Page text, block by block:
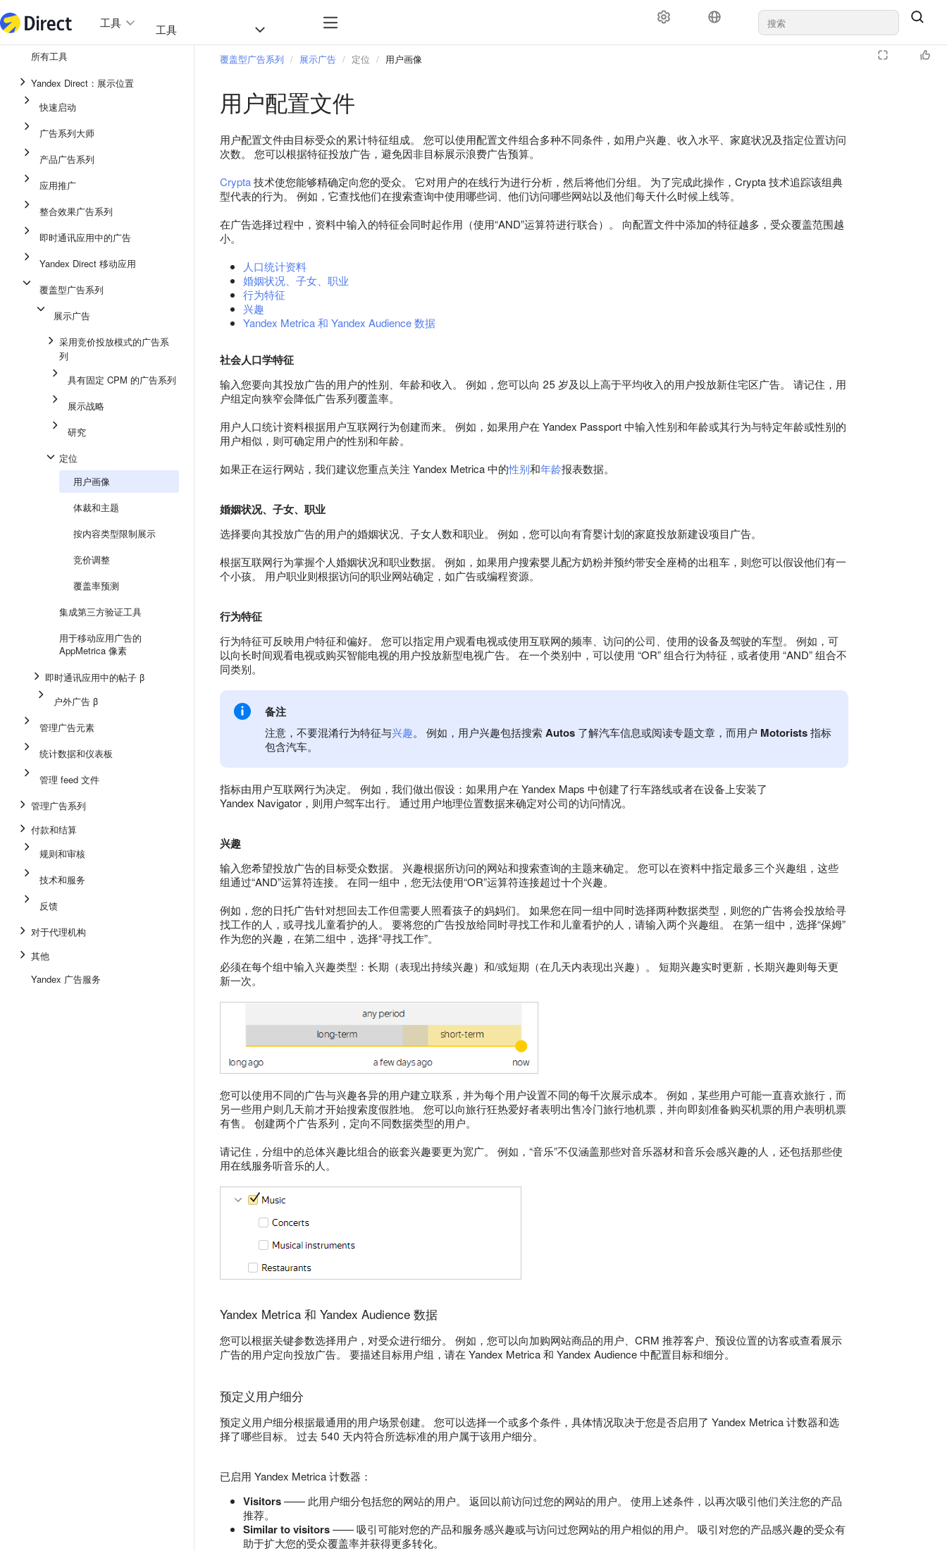
工具 工具
即时通讯应用中的广告
产品广告系列
热门搜索
Direct Commander
对于代理机构
所有工具
Yandex Direct：展示位置
快速启动
广告系列大师
产品广告系列
应用推广
整合效果广告系列
即时通讯应用中的广告
Yandex Direct 移动应用
覆盖型广告系列
展示广告
采用竞价投放模式的广告系
列
具有固定 CPM 的广告系列
展示战略
研究
定位
用户画像
体裁和主题
按内容类型限制展示
竞价调整
覆盖率预测
集成第三方验证工具
用于移动应用广告的
AppMetrica 像素
即时通讯应用中的帖子 β
户外广告 β
管理广告元素
统计数据和仪表板
管理 feed 文件
管理广告系列
付款和结算
规则和审核
技术和服务
反馈
对于代理机构
其他
Yandex 广告服务
覆盖型广告系列 展示广告 定位 用户画像
用户配置文件
用户配置文件由目标受众的累计特征组成。 您可以使用配置文件组合多种不同条件，如用户兴趣、收入水平、家庭状况及指定位置访问
次数。 您可以根据特征投放广告，避免因非目标展示浪费广告预算。
Crypta技术使您能够精确定向您的受众。 它对用户的在线行为进行分析，然后将他们分组。 为了完成此操作，Crypta 技术追踪该组典
型代表的行为。 例如，它查找他们在搜索查询中使用哪些词、他们访问哪些网站以及他们每天什么时候上线等。
在广告选择过程中，资料中输入的特征会同时起作用（使用“AND”运算符进行联合）。 向配置文件中添加的特征越多，受众覆盖范围越
小。
人口统计资料
婚姻状况、子女、职业
行为特征
兴趣
Yandex Metrica 和 Yandex Audience 数据
社会人口学特征
输入您要向其投放广告的用户的性别、年龄和收入。 例如，您可以向 25 岁及以上高于平均收入的用户投放新住宅区广告。 请记住，用
户组定向狭窄会降低广告系列覆盖率。
用户人口统计资料根据用户互联网行为创建而来。 例如，如果用户在 Yandex Passport 中输入性别和年龄或其行为与特定年龄或性别的
用户相似，则可确定用户的性别和年龄。
如果正在运行网站，我们建议您重点关注 Yandex Metrica 中的性别和年龄报表数据。
婚姻状况、子女、职业
选择要向其投放广告的用户的婚姻状况、子女人数和职业。 例如，您可以向有育婴计划的家庭投放新建设项目广告。
根据互联网行为掌握个人婚姻状况和职业数据。 例如，如果用户搜索婴儿配方奶粉并预约带安全座椅的出租车，则您可以假设他们有一
个小孩。 用户职业则根据访问的职业网站确定，如广告或编程资源。
行为特征
行为特征可反映用户特征和偏好。 您可以指定用户观看电视或使用互联网的频率、访问的公司、使用的设备及驾驶的车型。 例如，可
以向长时间观看电视或购买智能电视的用户投放新型电视广告。 在一个类别中，可以使用 “OR” 组合行为特征，或者使用 “AND” 组合不
同类别。
备注
注意，不要混淆行为特征与兴趣。 例如，用户兴趣包括搜索Autos 了解汽车信息或阅读专题文章，而用户 Motorists指标
包含汽车。
指标由用户互联网行为决定。 例如，我们做出假设：如果用户在 Yandex Maps 中创建了行车路线或者在设备上安装了
Yandex Navigator，则用户驾车出行。 通过用户地理位置数据来确定对公司的访问情况。
兴趣
输入您希望投放广告的目标受众数据。 兴趣根据所访问的网站和搜索查询的主题来确定。 您可以在资料中指定最多三个兴趣组，这些
组通过“AND”运算符连接。 在同一组中，您无法使用“OR”运算符连接超过十个兴趣。
例如，您的日托广告针对想回去工作但需要人照看孩子的妈妈们。 如果您在同一组中同时选择两种数据类型，则您的广告将会投放给寻
找工作的人，或寻找儿童看护的人。 要将您的广告投放给同时寻找工作和儿童看护的人，请输入两个兴趣组。 在第一组中，选择“保姆”
作为您的兴趣，在第二组中，选择“寻找工作”。
必须在每个组中输入兴趣类型：长期（表现出持续兴趣）和/或短期（在几天内表现出兴趣）。 短期兴趣实时更新，长期兴趣则每天更
新一次。
您可以使用不同的广告与兴趣各异的用户建立联系，并为每个用户设置不同的每千次展示成本。 例如，某些用户可能一直喜欢旅行，而
另一些用户则几天前才开始搜索度假胜地。 您可以向旅行狂热爱好者表明出售冷门旅行地机票，并向即刻准备购买机票的用户表明机票
有售。 创建两个广告系列，定向不同数据类型的用户。
请记住，分组中的总体兴趣比组合的嵌套兴趣要更为宽广。 例如，“音乐”不仅涵盖那些对音乐器材和音乐会感兴趣的人，还包括那些使
用在线服务听音乐的人。
Yandex Metrica 和 Yandex Audience 数据
您可以根据关键参数选择用户，对受众进行细分。 例如，您可以向加购网站商品的用户、CRM 推荐客户、预设位置的访客或查看展示
广告的用户定向投放广告。 要描述目标用户组，请在 Yandex Metrica 和 Yandex Audience 中配置目标和细分。
预定义用户细分
预定义用户细分根据最通用的用户场景创建。 您可以选择一个或多个条件，具体情况取决于您是否启用了 Yandex Metrica 计数器和选
择了哪些目标。 过去 540 天内符合所选标准的用户属于该用户细分。
已启用 Yandex Metrica 计数器：
Visitors—— 此用户细分包括您的网站的用户。 返回以前访问过您的网站的用户。 使用上述条件，以再次吸引他们关注您的产品
推荐。
Similar to visitors—— 吸引可能对您的产品和服务感兴趣或与访问过您网站的用户相似的用户。 吸引对您的产品感兴趣的受众有
助于扩大您的受众覆盖率并获得更多转化。